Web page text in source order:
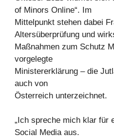
of Minors Online“. Im
Mittelpunkt stehen dabei
Altersüberprüfung und
Maßnahmen zum Schutz
vorgelegte
Ministererklärung – die
auch von
Österreich unterzeichnet.
„Ich spreche mich klar für
Social Media aus.